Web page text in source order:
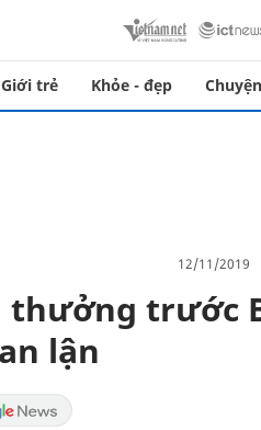
Giới trẻ Khỏe - đẹp
12/11/2019
thưởng trước
lận